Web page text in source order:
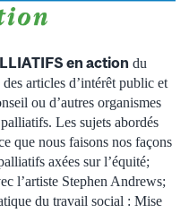
en action du
articles d’intérêt public et
ou d’autres organismes
Les sujets abordés
que nous faisons nos façons
axées sur l’équité;
l’artiste Stephen Andrews;
du travail social : Mise